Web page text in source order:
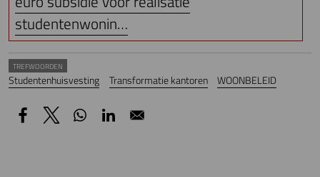
studentenwonin…
TREFWOORDEN
Studentenhuisvesting Transformatie kantoren WOONBELEID